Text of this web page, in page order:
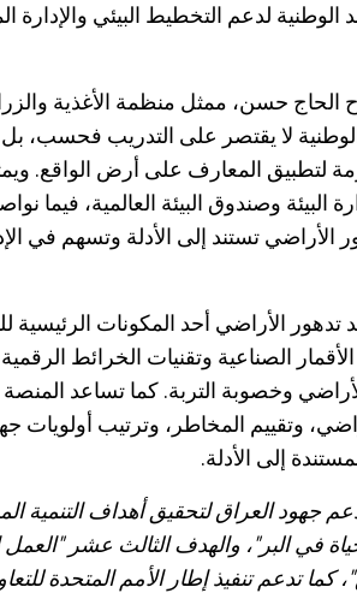
لدعم التخطيط البيئي والإدارة
الحاج حسن، ممثل منظمة الأغذية
الوطنية لا يقتصر على التدريب فحسب،
لتطبيق المعارف على أرض الواقع.
البيئة وصندوق البيئة العالمية، فيما
تستند إلى الأدلة وتسهم في
تدهور الأراضي أحد المكونات الرئيسية
الأقمار الصناعية وتقنيات الخرائط
وخصوبة التربة. كما تساعد
وتقييم المخاطر، وترتيب أولويات
إلى الأدلة.
جهود العراق لتحقيق أهداف التنمية
في البر"، والهدف الثالث عشر "العمل
كما تدعم تنفيذ إطار الأمم المتحدة